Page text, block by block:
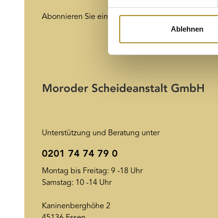
Wir verwenden Cookies,
und die Zugriffe auf unsere
Ablehnen
Abonnieren Sie einfach unseren Newsletter und
Unterstützung und Beratung unter
0201 74 74 79 0
Montag bis Freitag: 9 -18 Uhr
Samstag: 10 -14 Uhr
Kaninenberghöhe 2